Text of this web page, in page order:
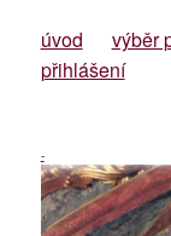
úvod výběr
přihlášení
-